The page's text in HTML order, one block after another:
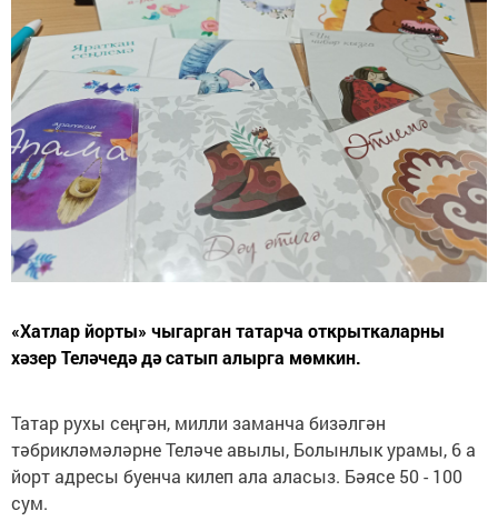
«Хатлар йорты» чыгарган татарча открыткаларны
хәзер Теләчедә дә сатып алырга мөмкин.
Татар рухы сеңгән, милли заманча бизәлгән
тәбрикләмәләрне Теләче авылы, Болынлык урамы, 6 а
йорт адресы буенча килеп ала аласыз. Бәясе 50 - 100
сум.